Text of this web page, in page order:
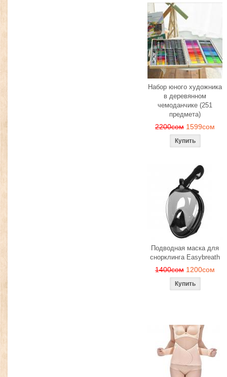
Набор юного художника
в деревянном
чемоданчике (251
предмета)
2200сом 1599сом
Подводная маска для
снорклинга Easybreath
1400сом 1200сом